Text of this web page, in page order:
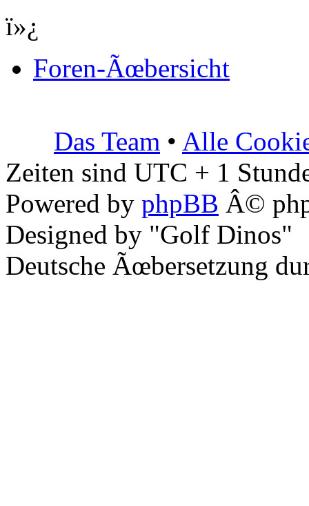
ï»¿
Foren-Ãœbersicht
Das Team • Alle
Zeiten sind UTC + 1
Powered by phpBB Â©
Designed by "Golf Dinos"
Deutsche Ãœbersetzung